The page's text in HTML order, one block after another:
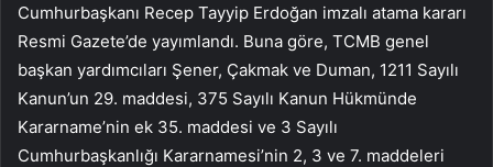
Cumhurbaşkanı Recep Tayyip Erdoğan imzalı atama kararı
Resmi Gazete’de yayımlandı. Buna göre, TCMB genel
başkan yardımcıları Şener, Çakmak ve Duman, 1211 Sayılı
Kanun’un 29. maddesi, 375 Sayılı Kanun Hükmünde
Kararname’nin ek 35. maddesi ve 3 Sayılı
Cumhurbaşkanlığı Kararnamesi’nin 2, 3 ve 7. maddeleri